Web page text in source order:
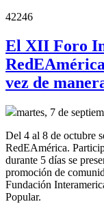
42246
El XII Foro
vez de
martes, 7 de
Del 4 al 8 de octubre
RedEAmérica.
durante 5 días se
promoción de
Fundación
Popular.